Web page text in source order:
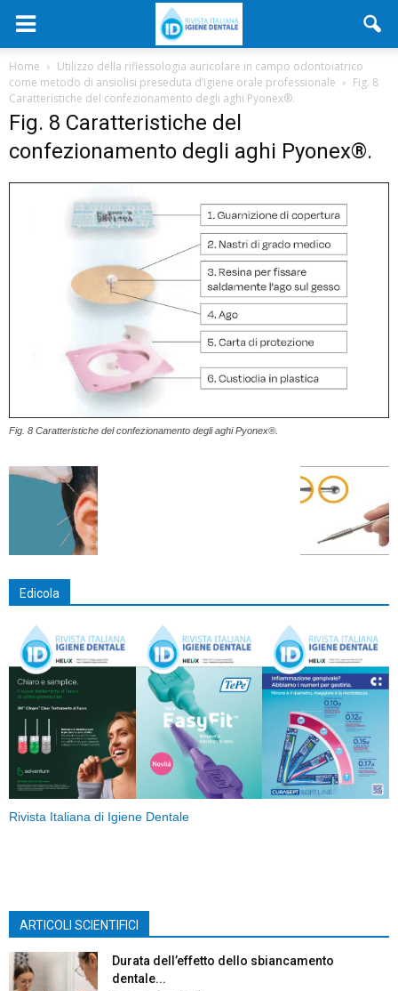
Home
Utilizzo della riflessologia auricolare in campo odontoiatrico
come metodo di ansiolisi preseduta d’igiene orale professionale
Fig. 8
Caratteristiche del confezionamento degli aghi Pyonex®.
Fig. 8 Caratteristiche del
confezionamento degli aghi Pyonex®.
Fig. 8 Caratteristiche del confezionamento degli aghi Pyonex®.
Edicola
Rivista Italiana di Igiene Dentale
ARTICOLI SCIENTIFICI
Durata dell’effetto dello sbiancamento
dentale...